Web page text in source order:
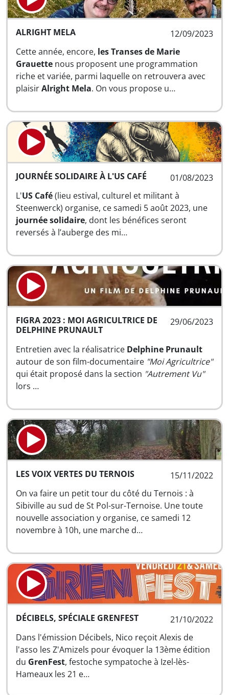
12/09/2023
ALRIGHT MELA
Cette année, encore, les Transes de Marie
Grauette nous proposent une programmation
riche et variée, parmi laquelle on retrouvera avec
plaisirAlright Mela. On vous propose u…
01/08/2023
JOURNÉE SOLIDAIRE À L'US CAFÉ
L'US Café(lieu estival, culturel et militant à
Steenwerck) organise, ce samedi 5 août 2023, une
journée solidaire, dont les bénéfices seront
reversés à l’auberge des mi…
29/06/2023
FIGRA 2023 : MOI AGRICULTRICE DE
DELPHINE PRUNAULT
Entretien avec la réalisatrice Delphine Prunault
autour de son film-documentaire "Moi Agricultrice"
qui était proposé dans la section "Autrement Vu"
lors …
15/11/2022
LES VOIX VERTES DU TERNOIS
On va faire un petit tour du côté du Ternois : à
Sibiville au sud de St Pol-sur-Ternoise. Une toute
nouvelle association y organise, ce samedi 12
novembre à 10h, une marche d…
21/10/2022
DÉCIBELS, SPÉCIALE GRENFEST
Dans l'émission Décibels, Nico reçoit Alexis de
l'asso les Z'Amizels pour évoquer la 13ème édition
du GrenFest, festoche sympatoche à Izel-lès-
Hameaux les 21 e…